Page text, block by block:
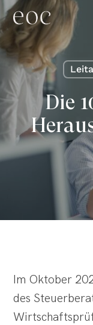
Skip
to
main
content
Die
Im Oktober
des